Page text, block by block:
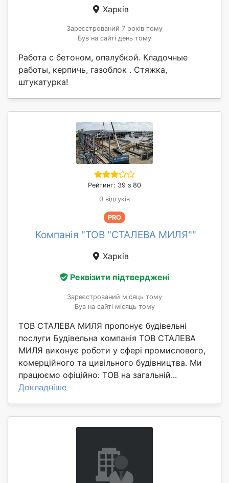
Харків
Зареєстрований 7 років тому
Був на сайті день тому
Работа с бетоном, опалубкой. Кладочные
работы, керпичь, газоблок . Стяжка,
штукатурка!
Рейтинг: 39 з 80
0 відгуків
PRO
Компанія "ТОВ "СТАЛЕВА МИЛЯ""
Харків
Реквізити підтверджені
Зареєстрований місяць тому
Був на сайті місяць тому
ТОВ СТАЛЕВА МИЛЯ пропонує будівельні
послуги Будівельна компанія ТОВ СТАЛЕВА
МИЛЯ виконує роботи у сфері промислового,
комерційного та цивільного будівництва. Ми
працюємо офіційно: ТОВ на загальній...
Докладніше